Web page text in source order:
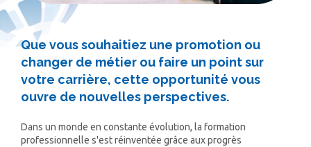
Que vous souhaitiez une promotion ou
changer de métier ou faire un point sur
votre carrière, cette opportunité vous
ouvre de nouvelles perspectives.
Dans un monde en constante évolution, la formation
professionnelle s'est réinventée grâce aux progrès